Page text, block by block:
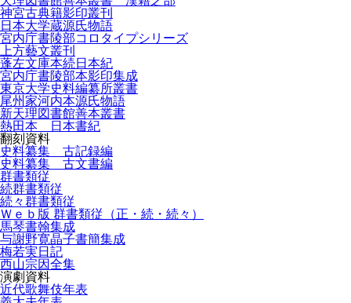
神宮古典籍影印叢刊
日本大学蔵源氏物語
宮内庁書陵部コロタイプシリーズ
上方藝文叢刊
蓬左文庫本続日本紀
宮内庁書陵部本影印集成
東京大学史料編纂所叢書
尾州家河内本源氏物語
新天理図書館善本叢書
熱田本 日本書紀
翻刻資料
史料纂集 古記録編
史料纂集 古文書編
群書類従
続群書類従
続々群書類従
Ｗｅｂ版 群書類従（正・続・続々）
馬琴書翰集成
与謝野寛晶子書簡集成
梅若実日記
西山宗因全集
演劇資料
近代歌舞伎年表